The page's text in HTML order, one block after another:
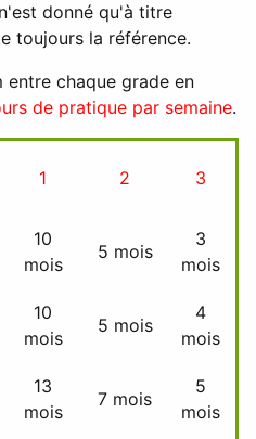
donné qu'à titre
toujours la référence.
entre chaque grade en
de pratique par semaine.
1 2 3
10
mois
5 mois
3
mois
10
mois
5 mois
4
mois
13
mois
7 mois
5
mois